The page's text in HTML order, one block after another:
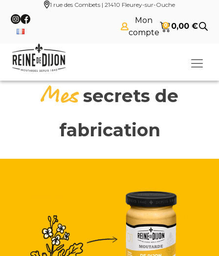
1 rue des Combets | 21410 Fleurey-sur-Ouche
Mon
compte
0 0,00€
Messecrets de
fabrication